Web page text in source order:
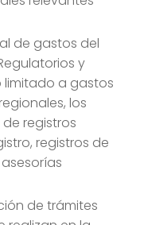
de gastos del
y
limitado a gastos
los
registros
registros de
de trámites